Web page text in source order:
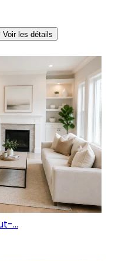
Voir les détails
...